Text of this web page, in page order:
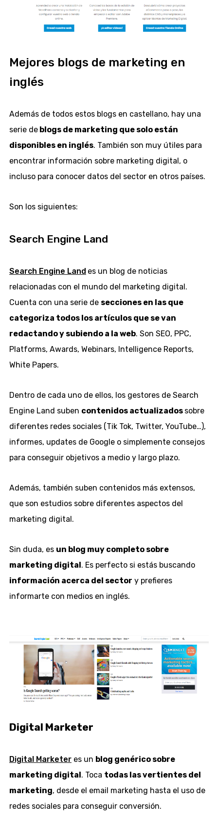
Mejores blogs de marketing en
inglés
Además de todos estos blogs en castellano, hay una
serie deblogs de marketing que solo están
disponibles en inglés. También son muy útiles para
encontrar información sobre marketing digital, o
incluso para conocer datos del sector en otros países.
Son los siguientes:
Search Engine Land
Search Engine Land es un blog de noticias
relacionadas con el mundo del marketing digital.
Cuenta con una serie de secciones en las que
categoriza todos los artículos que se van
redactando y subiendo a la web. Son SEO, PPC,
Platforms, Awards, Webinars, Intelligence Reports,
White Papers.
Dentro de cada uno de ellos, los gestores de Search
Engine Land suben contenidos actualizados sobre
diferentes redes sociales (Tik Tok, Twitter, YouTube…),
informes, updates de Google o simplemente consejos
para conseguir objetivos a medio y largo plazo.
Además, también suben contenidos más extensos,
que son estudios sobre diferentes aspectos del
marketing digital.
Sin duda, es un blog muy completo sobre
marketing digital. Es perfecto si estás buscando
información acerca del sector y prefieres
informarte con medios en inglés.
Digital Marketer
Digital Marketeres un blog genérico sobre
marketing digital. Toca todas las vertientes del
marketing, desde el email marketing hasta el uso de
redes sociales para conseguir conversión.